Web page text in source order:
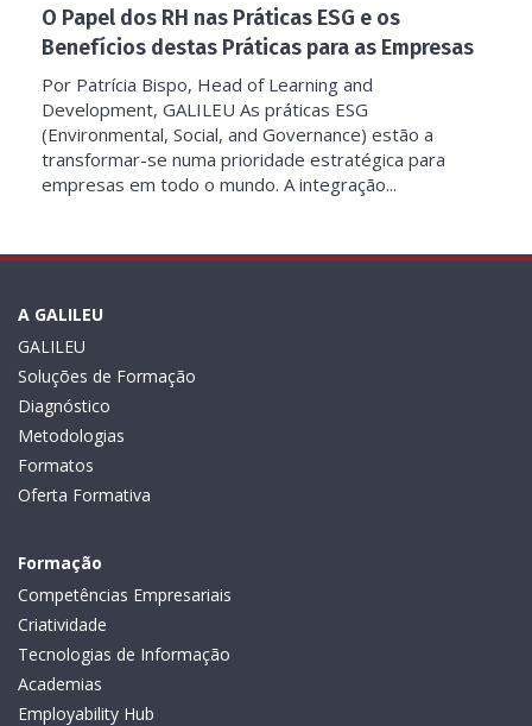
O Papel dos RH nas Práticas ESG e os
Benefícios destas Práticas para as Empresas
Por Patrícia Bispo, Head of Learning and
Development, GALILEU As práticas ESG
(Environmental, Social, and Governance) estão a
transformar-se numa prioridade estratégica para
empresas em todo o mundo. A integração...
A GALILEU
GALILEU
Soluções de Formação
Diagnóstico
Metodologias
Formatos
Oferta Formativa
Formação
Competências Empresariais
Criatividade
Tecnologias de Informação
Academias
Employability Hub